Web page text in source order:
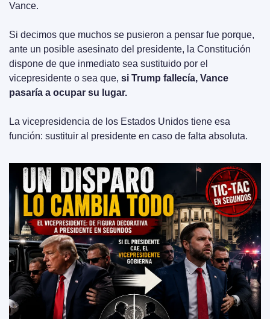
Vance.
Si decimos que muchos se pusieron a pensar fue porque,
ante un posible asesinato del presidente, la Constitución
dispone de que inmediato sea sustituido por el
vicepresidente o sea que, si Trump fallecía, Vance
pasaría a ocupar su lugar.
La vicepresidencia de los Estados Unidos tiene esa
función: sustituir al presidente en caso de falta absoluta.